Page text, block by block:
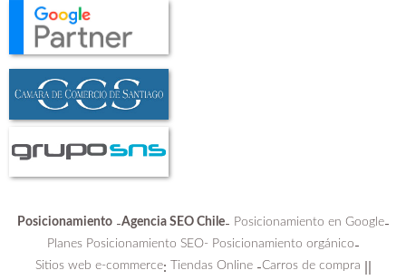
Campaña POSICIONAMIENTO.CL
Septiembre 2019 Jorge Aedo !
Campaña POSICIONAMIENTO.CL
Septiembre 2019 Jorge Aedo 2
Expertos en sitios web
Posicionamiento-Agencia SEO Chile- Posicionamiento en Google-
Planes Posicionamiento SEO- Posicionamiento orgánico-
Sitios web e-commerce: Tiendas Online-Carros de compra